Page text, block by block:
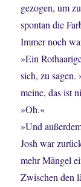
gezogen, um
spontan die
Immer noch
»Ein
sich, zu sagen.
meine, das ist
»Oh.«
»Und
Josh war
mehr Mängel
Zwischen den